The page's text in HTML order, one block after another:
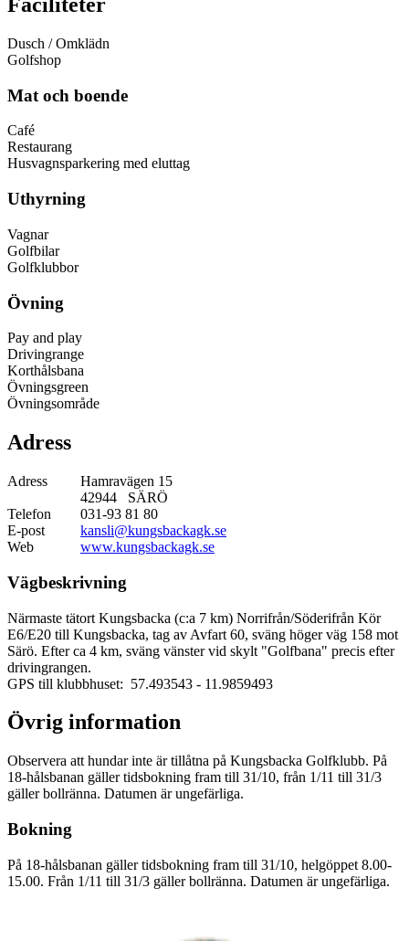
Dusch / Omklädn
Golfshop
Mat och boende
Café
Restaurang
Husvagnsparkering med eluttag
Uthyrning
Vagnar
Golfbilar
Golfklubbor
Övning
Pay and play
Drivingrange
Korthålsbana
Övningsgreen
Övningsområde
Adress
Adress
Hamravägen 15
42944 SÄRÖ
Telefon
031-93 81 80
E-post
kansli@kungsbackagk.se
Web
www.kungsbackagk.se
Vägbeskrivning
Närmaste tätort Kungsbacka (c:a 7 km) Norrifrån/Söderifrån Kör
E6/E20 till Kungsbacka, tag av Avfart 60, sväng höger väg 158 mot
Särö. Efter ca 4 km, sväng vänster vid skylt "Golfbana" precis efter
drivingrangen.
GPS till klubbhuset: 57.493543 - 11.9859493
Övrig information
Observera att hundar inte är tillåtna på Kungsbacka Golfklubb. På
18-hålsbanan gäller tidsbokning fram till 31/10, från 1/11 till 31/3
gäller bollränna. Datumen är ungefärliga.
Bokning
På 18-hålsbanan gäller tidsbokning fram till 31/10, helgöppet 8.00-
15.00. Från 1/11 till 31/3 gäller bollränna. Datumen är ungefärliga.